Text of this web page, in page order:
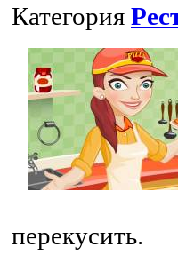
Категория
перекусить.